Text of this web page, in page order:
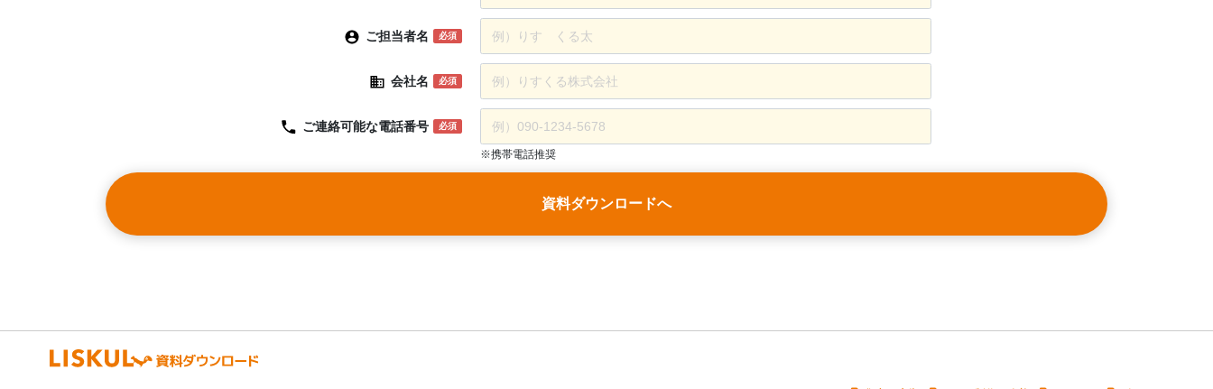
ご担当者名 必須
会社名 必須
ご連絡可能な電話番号 必須
※携帯電話推奨
資料ダウンロードへ